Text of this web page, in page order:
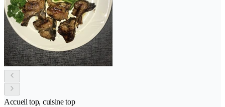
Accueil top, cuisine top